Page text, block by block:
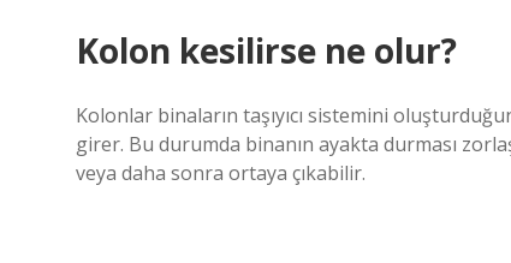
Kolon kesilirse ne olur?
Kolonlar binaların taşıyıcı sistemini
girer. Bu durumda binanın ayakta durması
veya daha sonra ortaya çıkabilir.